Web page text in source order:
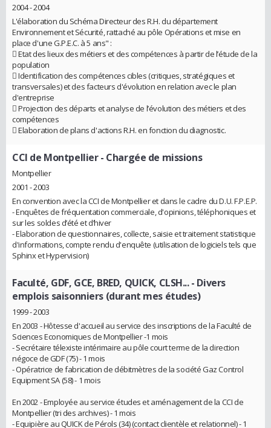
2004 - 2004
L'élaboration du Schéma Directeur des R.H. du département
Environnement et Sécurité, rattaché au pôle Opérations et mise en
place d'une G.P.E.C. à 5 ans" :
 Etat des lieux des métiers et des compétences à partir de l’étude de la
population
 Identification des compétences cibles (critiques, stratégiques et
transversales) et des facteurs d'évolution en relation avec le plan
d'entreprise
 Projection des départs et analyse de l’évolution des métiers et des
compétences
 Elaboration de plans d'actions R.H. en fonction du diagnostic.
CCI de Montpellier- Chargée de missions
Montpellier
2001 - 2003
En convention avec la CCI de Montpellier et dans le cadre du D.U. F.P.E.P.
- Enquêtes de fréquentation commerciale, d'opinions, téléphoniques et
sur les soldes d’été et d’hiver
- Elaboration de questionnaires, collecte, saisie et traitement statistique
d'informations, compte rendu d'enquête (utilisation de logiciels tels que
Sphinx et Hypervision)
Faculté, GDF, GCE, BRED, QUICK, CLSH...- Divers
emplois saisonniers (durant mes études)
1999 - 2003
En 2003 - Hôtesse d'accueil au service des inscriptions de la Faculté de
Sciences Economiques de Montpellier -1 mois
- Secrétaire télexiste intérimaire au pôle court terme de la direction
négoce de GDF (75) - 1 mois
- Opératrice de fabrication de débitmètres de la société Gaz Control
Equipment SA (58) - 1 mois
En 2002 - Employée au service études et aménagement de la CCI de
Montpellier (tri des archives) - 1 mois
- Equipière au QUICK de Pérols (34) (contact clientèle et relationnel) - 1